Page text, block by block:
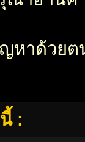
หาด้วย
: